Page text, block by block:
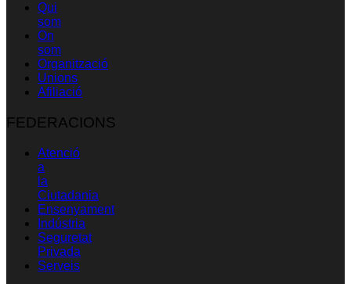
Qui
som
On
som
Organització
Unions
Afiliació
FEDERACIONS
Atenció
a
la
Ciutadania
Ensenyament
Indústria
Seguretat
Privada
Serveis